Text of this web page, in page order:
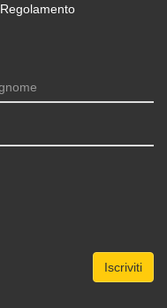
Regolamento
Iscriviti